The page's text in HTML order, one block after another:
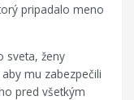
pripadalo meno
sveta, ženy
mu zabezpečili
pred všetkým